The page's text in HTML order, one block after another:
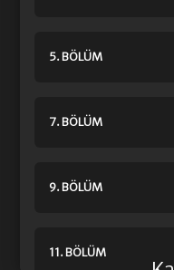
5. BÖLÜM
7. BÖLÜM
9. BÖLÜM
11. BÖLÜM